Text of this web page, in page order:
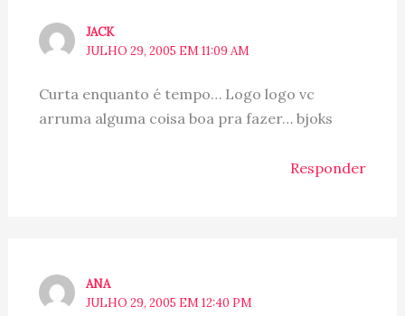
JACK
JULHO 29, 2005 EM 11:09 AM
Curta enquanto é tempo… Logo logo vc
arruma alguma coisa boa pra fazer… bjoks
Responder
ANA
JULHO 29, 2005 EM 12:40 PM